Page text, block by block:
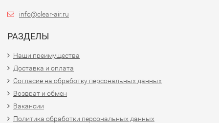
info@clear-air.ru
РАЗДЕЛЫ
Наши преимущества
Доставка и оплата
Согласие на обработку персональных данных
Возврат и обмен
Вакансии
Политика обработки персональных данных